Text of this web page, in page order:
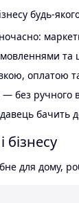
будь-
та
оплатою
— без ручного
бачить
для дому,